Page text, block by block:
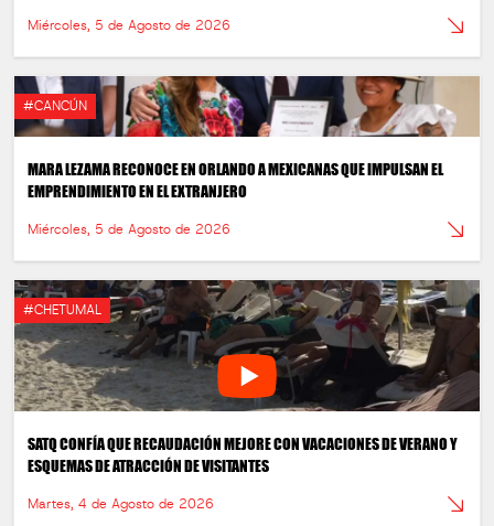
Miércoles, 5 de Agosto de 2026
#CANCÚN
MARA LEZAMA RECONOCE EN ORLANDO A MEXICANAS QUE IMPULSAN EL
EMPRENDIMIENTO EN EL EXTRANJERO
Miércoles, 5 de Agosto de 2026
#CHETUMAL
SATQ CONFÍA QUE RECAUDACIÓN MEJORE CON VACACIONES DE VERANO Y
ESQUEMAS DE ATRACCIÓN DE VISITANTES
Martes, 4 de Agosto de 2026